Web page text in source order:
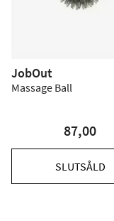
JobOut
Massage Ball
87,00
SLUTSÅLD